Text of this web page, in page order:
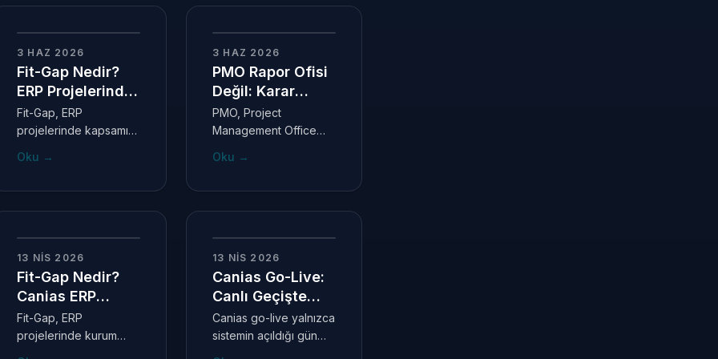
kriterler yoksa
hypercare ya erken
kapatılır ya da sürekli
uzayan, kapsamı
belirsiz bir destek
dönemine dönüşür.
proje yöneticisinin
ortadan kalkacağı
anlamına gelmez.
—
3 HAZ 2026
Fit-Gap Nedir?
ERP Projelerinde
Kapsam Riski
Nasıl Yönetilir?
Fit-Gap, ERP
projelerinde kapsamı
kapsamı görünür ve
her fark geliştirme
talebine, her alışkanlık
zorunlu ihtiyaca ve her
beklenti proje
Oku →
—
3 HAZ 2026
PMO Rapor Ofisi
Değil: Karar
Düzeni
PMO, Project
Management Office
Ofisi anlamına gelir.
sınav rapor üretmek
değil; karar bekleyen
konuları görünür
kılmak, riskleri
sahiplendirmek ve
proje yönetimini kişisel
gayretten kurumsal
Oku →
—
13 NIS 2026
Fit-Gap Nedir?
Canias ERP
Projelerinde Fit-
Gap Analizi
Fit-Gap, ERP
projelerinde kurum
—
13 NIS 2026
Canias Go-Live:
Canlı Geçişte
Asıl Risk Nerede
Başlar?
Canias go-live yalnızca
sistemin açıldığı gün